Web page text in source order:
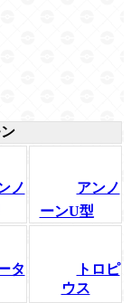
ノ
アンノ
ーンU型
タ
トロピ
ウス